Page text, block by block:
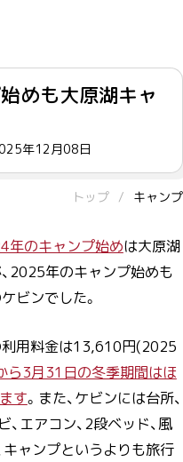
めも大原湖キャ
年12月08日
トップ キャンプ
年のキャンプ始めは大原湖
2025年のキャンプ始めも
ビンでした。
用料金は13,610円(2025
ら3月31日の冬季期間はほ
す。また、ケビンには台所、
、エアコン、2段ベッド、風
キャンプというよりも旅行